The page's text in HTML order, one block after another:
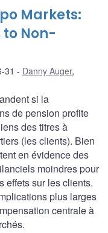
Markets:
to Non-
31 Danny Auger,
si la
de pension profite
des titres à
(les clients). Bien
en évidence des
moindres pour
effets sur les clients.
plus larges
centrale à